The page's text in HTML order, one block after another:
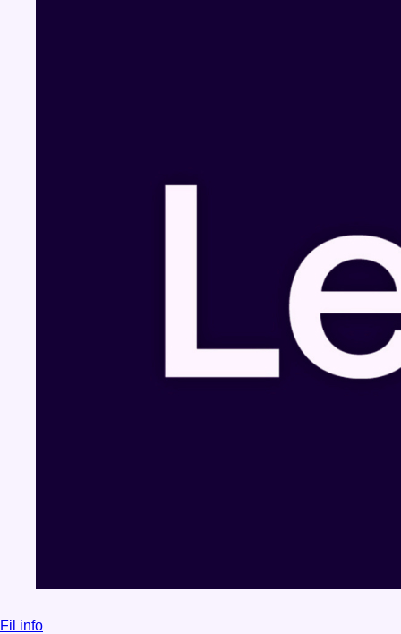
Fil info